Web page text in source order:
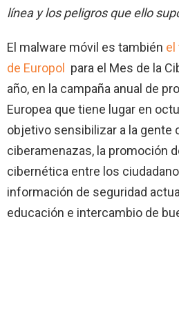
línea y los peligros que ello
El malware móvil es también el
de Europol para el Mes de la
año, en la campaña anual de
Europea que tiene lugar en
objetivo sensibilizar a la gente
ciberamenazas, la promoción
cibernética entre los
información de seguridad
educación e intercambio de